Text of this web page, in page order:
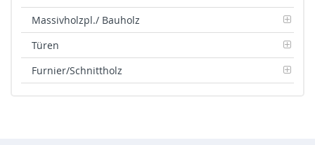
Massivholzpl./ Bauholz
Türen
Furnier/Schnittholz